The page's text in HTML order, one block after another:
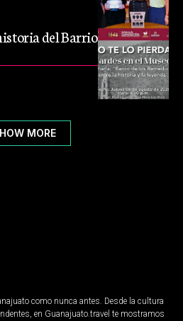
del Barrio de los
MORE
como nunca antes. Desde la cultura
en Guanajuato.travel te mostramos